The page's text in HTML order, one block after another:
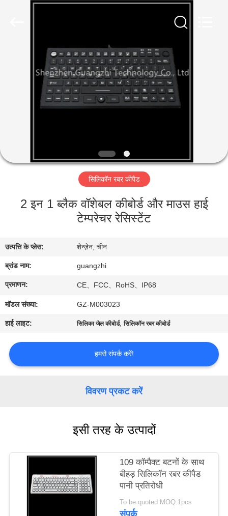
में
भ्रमण
नियंत्रण
संपर्क
करें
उद्धरण
की
POLICY
सिलिकॉन रबर कीपैड
2 इन 1 ब्लैक वॉशेबल कीबोर्ड और माउस हाई
टेम्परेचर रेसिस्टेंट
उत्पत्ति के प्लेस: शेन्ज़ेन, चीन
ब्रांड नाम: guangzhi
प्रमाणन: CE、FCC、RoHS、IP68
मॉडल संख्या: GZ-M003023
हाई लाइट: सिलिका जेल कीबोर्ड,सिलिकॉन रबर कीबोर्ड
हमसे संपर्क करें!
विवरण प्रकट करें
इसी तरह के उत्पादों
109 कॉम्पैक्ट बटनों के साथ
बीहड़ सिलिकॉन रबर कीपैड
पानी प्रतिरोधी
To be quoted MOQ:1pcs
संपर्क